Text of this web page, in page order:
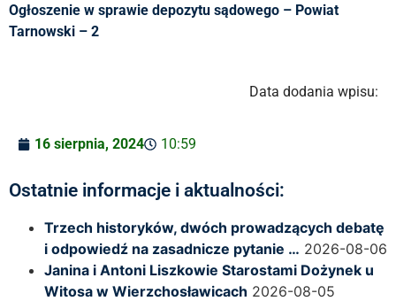
Ogłoszenie w sprawie depozytu sądowego – Powiat
Tarnowski – 2
Data dodania wpisu:
16 sierpnia, 2024 10:59
Ostatnie informacje i aktualności:
Trzech historyków, dwóch prowadzących debatę
i odpowiedź na zasadnicze pytanie … 2026-08-06
Janina i Antoni Liszkowie Starostami Dożynek u
Witosa w Wierzchosławicach 2026-08-05